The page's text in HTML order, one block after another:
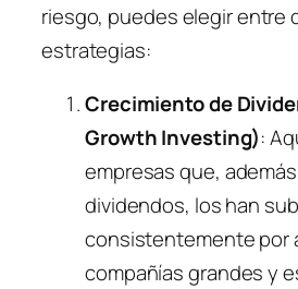
riesgo, puedes elegir entre
estrategias:
Crecimiento de
Growth Investing):
empresas que,
dividendos, los han
consistentemente por
compañías grandes y